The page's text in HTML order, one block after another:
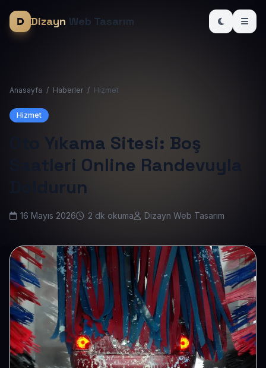
Dizayn Web Tasarım
Anasayfa / Haberler / Hizmet
Hizmet
Oto Yıkama Sitesi: Boş
Saatleri Online Randevuyla
Doldurun
16 Mayıs 2026 2 dk okuma Dizayn Web Tasarım